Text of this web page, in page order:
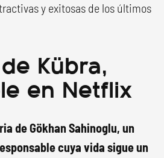
y exitosas de los últimos
Kübra,
en Netflix
de Gökhan Sahinoglu, un
cuya vida sigue un